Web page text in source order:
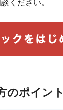
ください。
のポイント